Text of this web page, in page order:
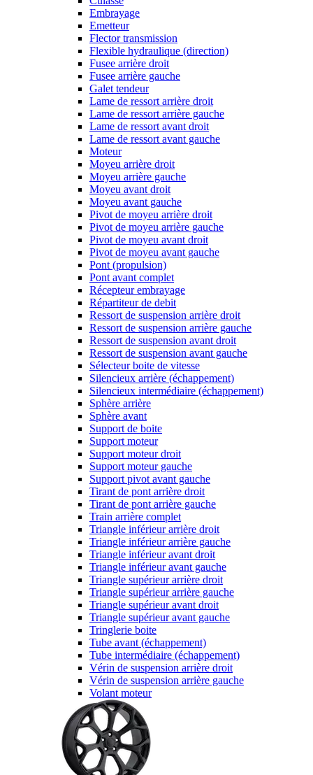
Embrayage
Emetteur
Flector transmission
Flexible hydraulique (direction)
Fusee arrière droit
Fusee arrière gauche
Galet tendeur
Lame de ressort arrière droit
Lame de ressort arrière gauche
Lame de ressort avant droit
Lame de ressort avant gauche
Moteur
Moyeu arrière droit
Moyeu arrière gauche
Moyeu avant droit
Moyeu avant gauche
Pivot de moyeu arrière droit
Pivot de moyeu arrière gauche
Pivot de moyeu avant droit
Pivot de moyeu avant gauche
Pont (propulsion)
Pont avant complet
Récepteur embrayage
Répartiteur de debit
Ressort de suspension arrière droit
Ressort de suspension arrière gauche
Ressort de suspension avant droit
Ressort de suspension avant gauche
Sélecteur boite de vitesse
Silencieux arrière (échappement)
Silencieux intermédiaire (échappement)
Sphère arrière
Sphère avant
Support de boite
Support moteur
Support moteur droit
Support moteur gauche
Support pivot avant gauche
Tirant de pont arrière droit
Tirant de pont arrière gauche
Train arrière complet
Triangle inférieur arrière droit
Triangle inférieur arrière gauche
Triangle inférieur avant droit
Triangle inférieur avant gauche
Triangle supérieur arrière droit
Triangle supérieur arrière gauche
Triangle supérieur avant droit
Triangle supérieur avant gauche
Tringlerie boite
Tube avant (échappement)
Tube intermédiaire (échappement)
Vérin de suspension arrière droit
Vérin de suspension arrière gauche
Volant moteur